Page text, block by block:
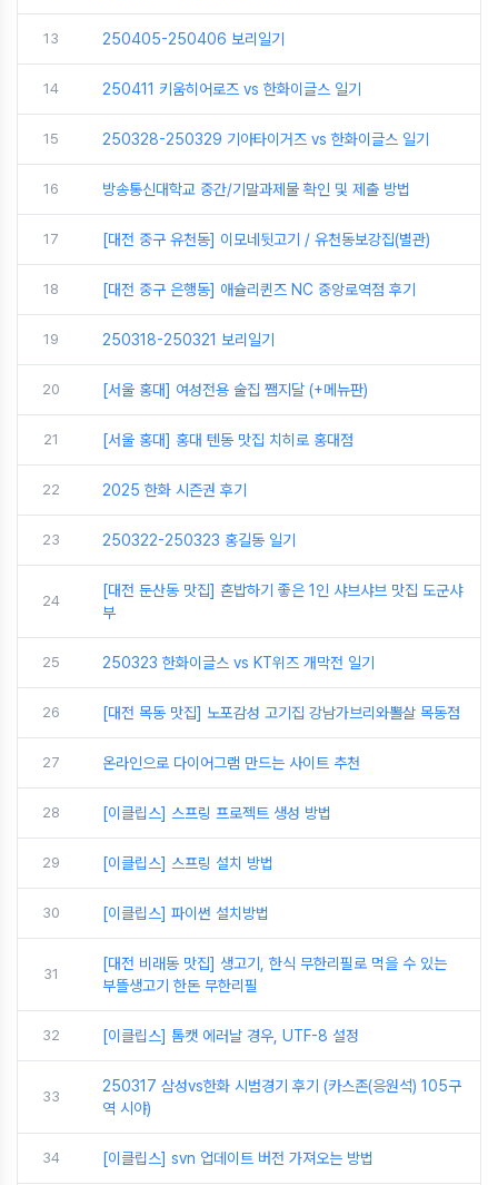
13 250405-250406 보리일기
14 250411 키움히어로즈 vs 한화이글스 일기
15 250328-250329 기아타이거즈 vs 한화이글스 일기
16 방송통신대학교 중간/기말과제물 확인 및 제출 방법
17 [대전 중구 유천동] 이모네뒷고기 / 유천동보강집(별관)
18 [대전 중구 은행동] 애슐리퀸즈 NC 중앙로역점 후기
19 250318-250321 보리일기
20 [서울 홍대] 여성전용 술집 쨈지달 (+메뉴판)
21 [서울 홍대] 홍대 텐동 맛집 치히로 홍대점
22 2025 한화 시즌권 후기
23 250322-250323 홍길동 일기
24
[대전 둔산동 맛집] 혼밥하기 좋은 1인 샤브샤브 맛집 도군샤
부
25 250323 한화이글스 vs KT위즈 개막전 일기
26 [대전 목동 맛집] 노포감성 고기집 강남가브리와뽈살 목동점
27 온라인으로 다이어그램 만드는 사이트 추천
28 [이클립스] 스프링 프로젝트 생성 방법
29 [이클립스] 스프링 설치 방법
30 [이클립스] 파이썬 설치방법
31
[대전 비래동 맛집] 생고기, 한식 무한리필로 먹을 수 있는
부뜰생고기 한돈 무한리필
32 [이클립스] 톰캣 에러날 경우, UTF-8 설정
33
250317 삼성vs한화 시범경기 후기 (카스존(응원석) 105구
역 시야)
34 [이클립스] svn 업데이트 버전 가져오는 방법